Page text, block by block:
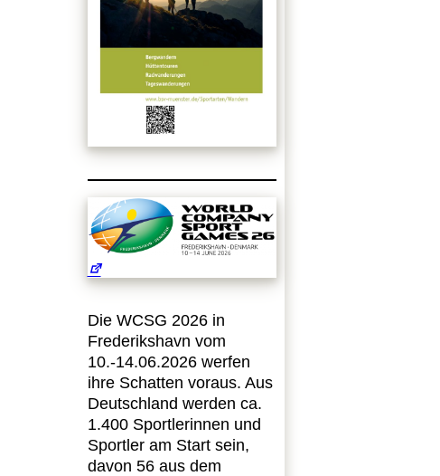
Die WCSG 2026 in
Frederikshavn vom
10.-14.06.2026 werfen
ihre Schatten voraus. Aus
Deutschland werden ca.
1.400 Sportlerinnen und
Sportler am Start sein,
davon 56 aus dem